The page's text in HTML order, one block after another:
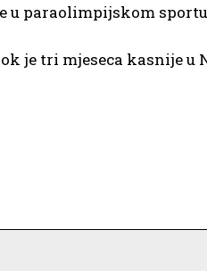
u paraolimpijskom
je tri mjeseca kasnije u